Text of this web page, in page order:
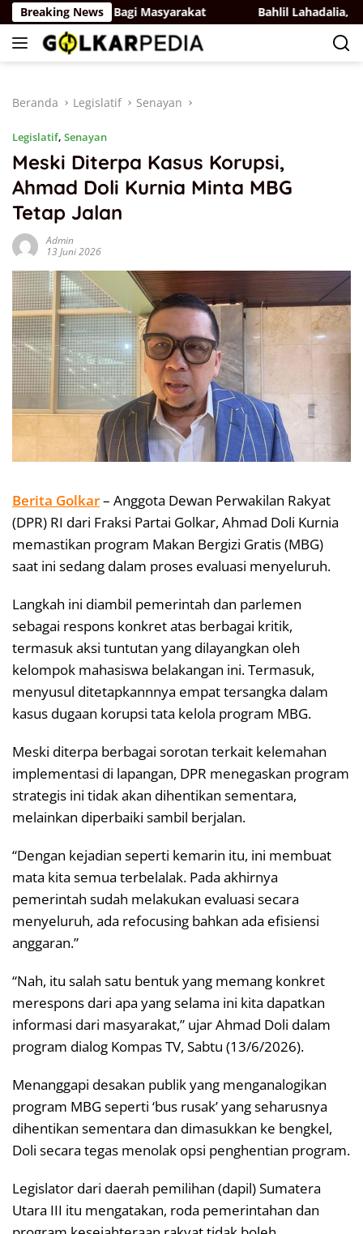
Langsung
ke
konten
Breaking NewsBagi Masyarakat Bahlil Lahadalia, Bukan
Beranda Legislatif Senayan
Legislatif, Senayan
Meski Diterpa Kasus Korupsi,
Ahmad Doli Kurnia Minta MBG
Tetap Jalan
Admin
13 Juni 2026
Berita Golkar– Anggota Dewan Perwakilan Rakyat
(DPR) RI dari Fraksi Partai Golkar, Ahmad Doli Kurnia
memastikan program Makan Bergizi Gratis (MBG)
saat ini sedang dalam proses evaluasi menyeluruh.
Langkah ini diambil pemerintah dan parlemen
sebagai respons konkret atas berbagai kritik,
termasuk aksi tuntutan yang dilayangkan oleh
kelompok mahasiswa belakangan ini. Termasuk,
menyusul ditetapkannnya empat tersangka dalam
kasus dugaan korupsi tata kelola program MBG.
Meski diterpa berbagai sorotan terkait kelemahan
implementasi di lapangan, DPR menegaskan program
strategis ini tidak akan dihentikan sementara,
melainkan diperbaiki sambil berjalan.
“Dengan kejadian seperti kemarin itu, ini membuat
mata kita semua terbelalak. Pada akhirnya
pemerintah sudah melakukan evaluasi secara
menyeluruh, ada refocusing bahkan ada efisiensi
anggaran.”
“Nah, itu salah satu bentuk yang memang konkret
merespons dari apa yang selama ini kita dapatkan
informasi dari masyarakat,” ujar Ahmad Doli dalam
program dialog Kompas TV, Sabtu (13/6/2026).
Menanggapi desakan publik yang menganalogikan
program MBG seperti ‘bus rusak’ yang seharusnya
dihentikan sementara dan dimasukkan ke bengkel,
Doli secara tegas menolak opsi penghentian program.
Legislator dari daerah pemilihan (dapil) Sumatera
Utara III itu mengatakan, roda pemerintahan dan